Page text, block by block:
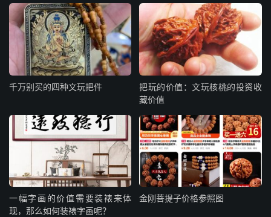
千万别买的四种文玩把件
把玩的价值：文玩核桃的投资收
藏价值
一幅字画的价值需要装裱来体
现，那么如何装裱字画呢？
金刚菩提子价格参照图